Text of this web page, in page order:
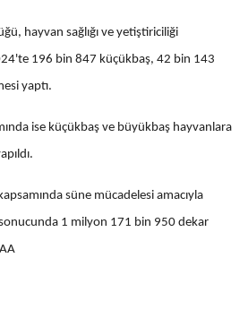
hayvan sağlığı ve yetiştiriciliği
196 bin 847 küçükbaş, 42 bin 143
yaptı.
ise küçükbaş ve büyükbaş hayvanlara
süne mücadelesi amacıyla
sonucunda 1 milyon 171 bin 950 dekar